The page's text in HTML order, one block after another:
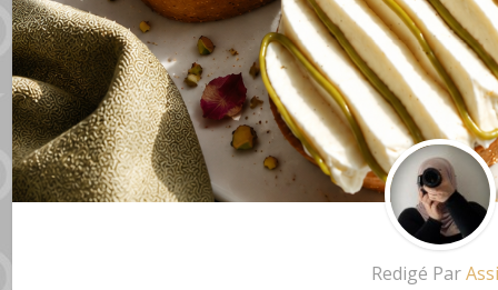
Redigé Par